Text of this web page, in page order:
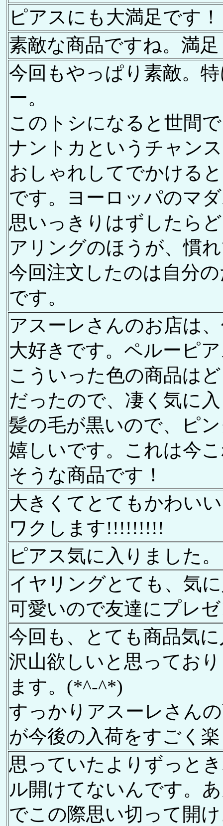
ピアスにも大満足です！
素敵な商品ですね。満
今回もやっぱり素敵。
ー。
このトシになると世間
ナントカというチャン
おしゃれしてでかける
です。ヨーロッパのマ
思いっきりはずしたら
アリングのほうが、慣
今回注文したのは自分
です。
アスーレさんのお店は
大好きです。ペルーピ
こういった色の商品は
だったので、凄く気に
髪の毛が黒いので、ピ
嬉しいです。これは今
そうな商品です！
大きくてとてもかわい
ワクします!!!!!!!!!
ピアス気に入りました
イヤリングとても、気
可愛いので友達にプレ
今回も、とても商品気
沢山欲しいと思ってお
ます。(*^-^*)
すっかりアスーレさん
が今後の入荷をすごく
思っていたよりずっと
ル開けてないんです。
でこの際思い切って開